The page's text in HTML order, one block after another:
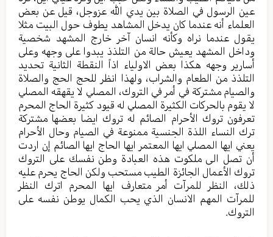
عين الرسول في الصلاة بين يدي الله عزوجل، قيل عن بعض
العلماء أنه عندما كان يدخل المشاهد يطوف حول البيت مثلا
يقول عندما نراه وكأنه انسان آخر خارج المشهد شخصية
وداخل المشهد يعيش حالة من التلذذ يبدوا على وجهه وعلى
أسارير وجهه هكذا بعض الاولياء اذاً النقطة الثانية تحديد
التلذذ من الطعام والشراب، ولهذا انظر للحج الحج والصلاة
والصيام مشتركة في أمر في التروك، المصلي لا يقهقه المصلي
لا يقوم بالحركات الكثيرة المصلي له قيود كثيرة الحاج المحرم
تعرفون تروك الأحرام الصائم له تروك ايضا بعضها مشتركة
ترك النساء اللذة الجنسية ممنوعة في الصيام وحال الأحرام
يعني ايها المصلي ايها المعتمر ايها الحاج ايها الصائم إن اردت
أن تصل الى ملكوت هذه العبادة وطن نفسك على التروك
تروك الأعمال الجائزة الطيب مستحب ولكن الحاج يحرم عليه
ذلك، النظر للمرآت أمر متعارف ايها المحرم اترك النظر
للمرآت المهم الانسان الذي يحب الكمال يوطن نفسه على
التروك.